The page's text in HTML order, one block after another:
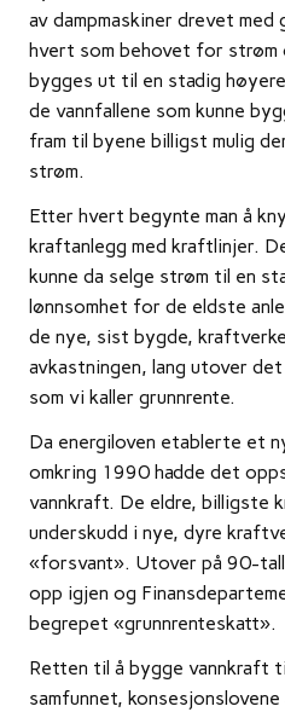
av dampmaskiner drevet
hvert som behovet for
bygges ut til en stadig
de vannfallene som kunne
fram til byene billigst mulig
strøm.
Etter hvert begynte man å
kraftanlegg med kraftlinjer.
kunne da selge strøm til en
lønnsomhet for de eldste
de nye, sist bygde,
avkastningen, lang utover
som vi kaller grunnrente.
Da energiloven etablerte et
omkring 1990 hadde det
vannkraft. De eldre, billigste
underskudd i nye, dyre
«forsvant». Utover på 90-
opp igjen og
begrepet «grunnrenteskatt».
Retten til å bygge vannkraft
samfunnet,